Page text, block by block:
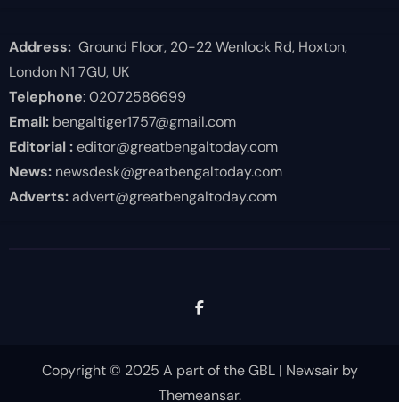
Address:Ground Floor, 20-22 Wenlock Rd, Hoxton,
London N1 7GU, UK
Telephone: 02072586699
Email:bengaltiger1757@gmail.com
Editorial :editor@greatbengaltoday.com
News:newsdesk@greatbengaltoday.com
Adverts:advert@greatbengaltoday.com
Copyright © 2025 A part of the GBL | Newsairby
Themeansar.